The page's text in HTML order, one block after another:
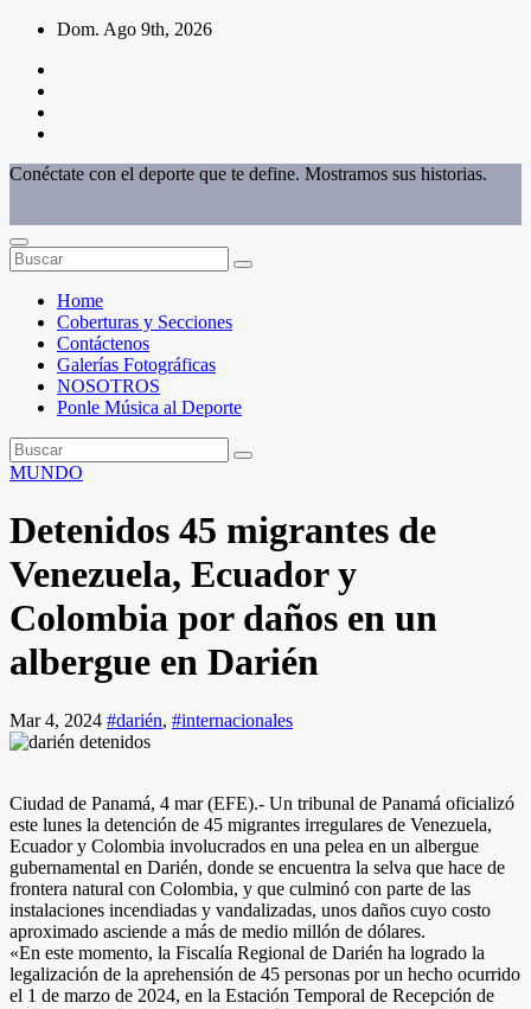
Saltar
contenido
Dom. Ago 9th, 2026
Conéctate con el deporte que te define. Mostramos sus historias.
Home
Coberturas y Secciones
Contáctenos
Galerías Fotográficas
NOSOTROS
Ponle Música al Deporte
MUNDO
Detenidos 45 migrantes de
Venezuela, Ecuador y
Colombia por daños en un
albergue en Darién
Mar 4, 2024 #darién, #internacionales
Ciudad de Panamá, 4 mar (EFE).- Un tribunal de Panamá oficializó
este lunes la detención de 45 migrantes irregulares de Venezuela,
Ecuador y Colombia involucrados en una pelea en un albergue
gubernamental en Darién, donde se encuentra la selva que hace de
frontera natural con Colombia, y que culminó con parte de las
instalaciones incendiadas y vandalizadas, unos daños cuyo costo
aproximado asciende a más de medio millón de dólares.
«En este momento, la Fiscalía Regional de Darién ha logrado la
legalización de la aprehensión de 45 personas por un hecho ocurrido
el 1 de marzo de 2024, en la Estación Temporal de Recepción de